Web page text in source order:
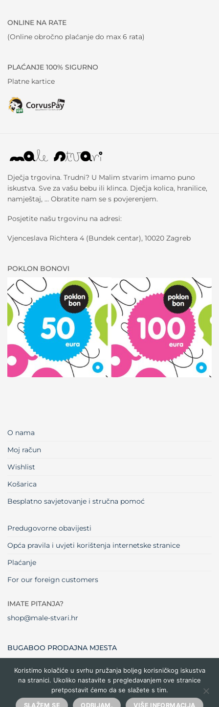
ONLINE NA RATE
(Online obročno plaćanje do max 6 rata)
PLAĆANJE 100% SIGURNO
Platne kartice
Dječja trgovina. Trudni? U Malim stvarim imamo puno
iskustva. Sve za vašu bebu ili klinca. Dječja kolica, hranilice,
namještaj, … Obratite nam se s povjerenjem.
Posjetite našu trgovinu na adresi:
Vjenceslava Richtera 4 (Bundek centar), 10020 Zagreb
POKLON BONOVI
O nama
Moj račun
Wishlist
Košarica
Besplatno savjetovanje i stručna pomoć
Predugovorne obavijesti
Opća pravila i uvjeti korištenja internetske stranice
Plaćanje
For our foreign customers
IMATE PITANJA?
shop@male-stvari.hr
BUGABOO PRODAJNA MJESTA
Visa MasterCardMaestro Dinners
Club
Credit
Card
Cash
Delivery
Copyright 2026 ©Male stvari
Koristimo kolačiće u svrhu pružanja boljeg korisničkog iskustva
na stranici. Ukoliko nastavite s pregledavanjem ove stranice
pretpostavit ćemo da se slažete s tim.
SLAŽEM SE ODBIJAM. VIŠE INFORMACIJA